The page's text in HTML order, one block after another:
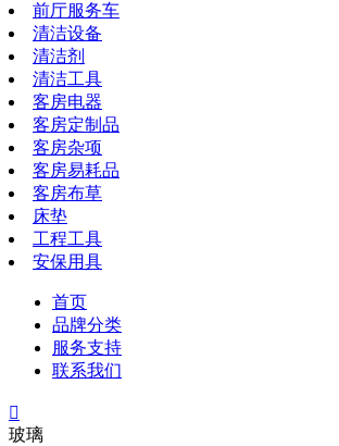
前厅服务车
清洁设备
清洁剂
清洁工具
客房电器
客房定制品
客房杂项
客房易耗品
客房布草
床垫
工程工具
安保用具
首页
品牌分类
服务支持
联系我们

玻璃